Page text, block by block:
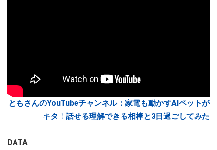
ともさんのYouTubeチャンネル：家電も動かすAIペットが
キタ！話せる理解できる相棒と3日過ごしてみた
DATA